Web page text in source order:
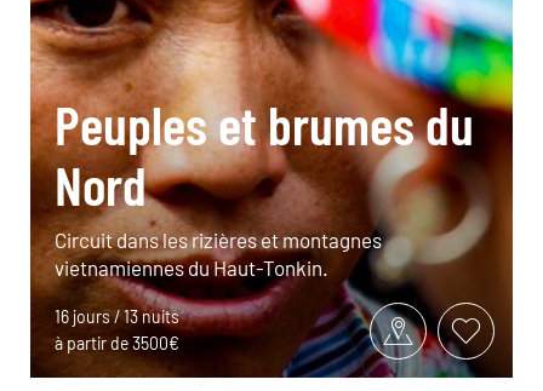
Peuples et brumes du
Nord
Circuit dans les rizières et montagnes
vietnamiennes du Haut-Tonkin.
16 jours / 13 nuits
à partir de 3500€